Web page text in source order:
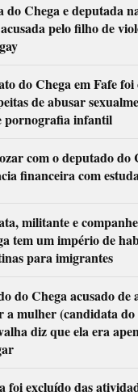
do Chega e deputada
pelo filho de
do Chega em Fafe
de abusar
pornografia infantil
com o deputado do
financeira com
militante e
tem um império de
para imigrantes
do Chega acusado de
a mulher (candidata
diz que ela era
foi excluído das